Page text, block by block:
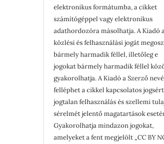
elektronikus formátumba, a cikket
számítógéppel vagy elektronikus
adathordozóra másolhatja. A Kiadó
közlési és felhasználási jogát
bármely harmadik féllel, illetőleg e
jogokat bármely harmadik féllel
gyakorolhatja. A Kiadó a Szerző
felléphet a cikkel kapcsolatos
jogtalan felhasználás és szellemi
sérelmét jelentő magatartások
Gyakorolhatja mindazon jogokat,
amelyeket a fent megjelölt „CC BY